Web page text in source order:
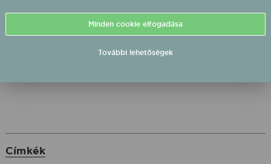
képzeletében. Mutatjuk a
streaming platformok
filmjeit.
Címkék
Minden cookie elfogadása
További lehetőségek